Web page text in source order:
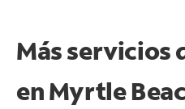
Más servicios
enMyrtle